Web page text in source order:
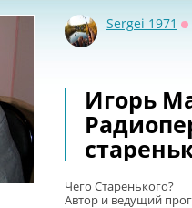
Sergei 1971
Игорь
Чего Старенького?
Автор и ведущий